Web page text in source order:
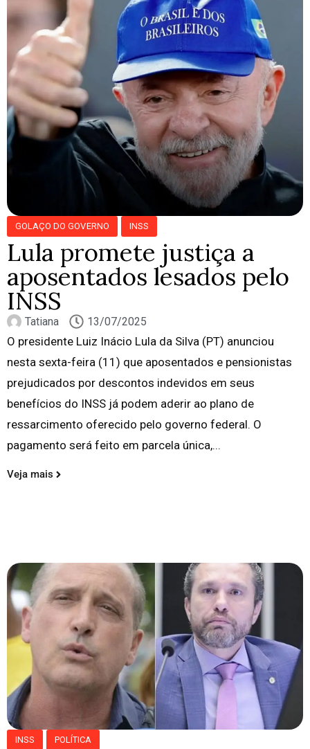
GOLAÇO DO GOVERNO INSS
Lula promete justiça a
aposentados lesados pelo
INSS
Tatiana 13/07/2025
O presidente Luiz Inácio Lula da Silva (PT) anunciou
nesta sexta-feira (11) que aposentados e pensionistas
prejudicados por descontos indevidos em seus
benefícios do INSS já podem aderir ao plano de
ressarcimento oferecido pelo governo federal. O
pagamento será feito em parcela única,...
Veja mais
INSS POLÍTICA